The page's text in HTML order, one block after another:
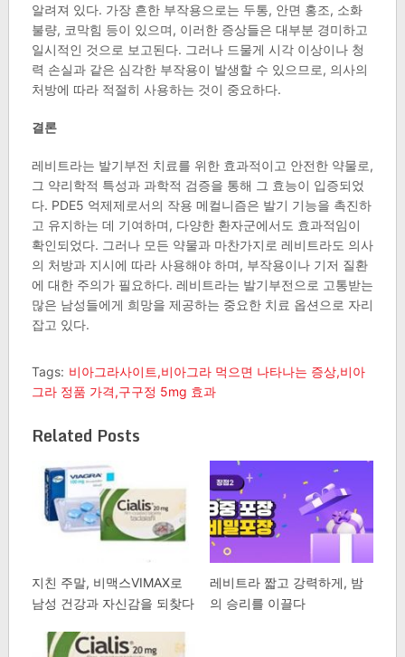
알려져 있다. 가장 흔한 부작용으로는 두통, 안면 홍조, 소화
불량, 코막힘 등이 있으며, 이러한 증상들은 대부분 경미하고
일시적인 것으로 보고된다. 그러나 드물게 시각 이상이나 청
력 손실과 같은 심각한 부작용이 발생할 수 있으므로, 의사의
처방에 따라 적절히 사용하는 것이 중요하다.
결론
레비트라는 발기부전 치료를 위한 효과적이고 안전한 약물로,
그 약리학적 특성과 과학적 검증을 통해 그 효능이 입증되었
다. PDE5 억제제로서의 작용 메컬니즘은 발기 기능을 촉진하
고 유지하는 데 기여하며, 다양한 환자군에서도 효과적임이
확인되었다. 그러나 모든 약물과 마찬가지로 레비트라도 의사
의 처방과 지시에 따라 사용해야 하며, 부작용이나 기저 질환
에 대한 주의가 필요하다. 레비트라는 발기부전으로 고통받는
많은 남성들에게 희망을 제공하는 중요한 치료 옵션으로 자리
잡고 있다.
Tags: 비아그라사이트,비아그라 먹으면 나타나는 증상,비아
그라 정품 가격,구구정 5mg 효과
Related Posts
지친 주말, 비맥스VIMAX로
남성 건강과 자신감을 되찾다
레비트라 짧고 강력하게, 밤
의 승리를 이끌다